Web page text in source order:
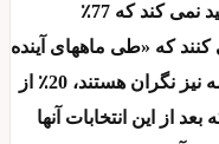
تحقیق ما توسط انستیتو اپسو جز این تأکید نمی کند که 77٪
کنند که «طی ماههای آینده
در کشور ناآرامی و تنش خواهد بود»؟ همه نیز نگران هستند، 20٪ از
از این انتخابات آنها